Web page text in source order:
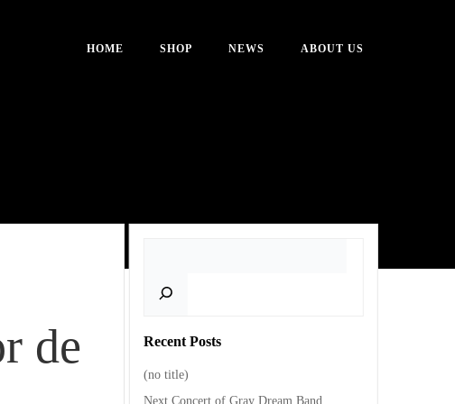
HOME SHOP NEWS ABOUT US
de
Recent Posts
(no title)
Next Concert of Gray Dream Band